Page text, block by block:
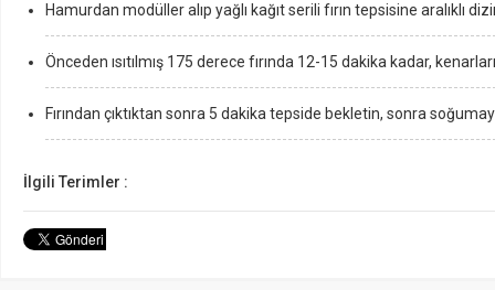
Hamurdan modüller alıp yağlı kağıt serili fırın tepsisine aralıklı
Önceden ısıtılmış 175 derece fırında 12-15 dakika kadar,
Fırından çıktıktan sonra 5 dakika tepside bekletin, sonra
İlgili Terimler :